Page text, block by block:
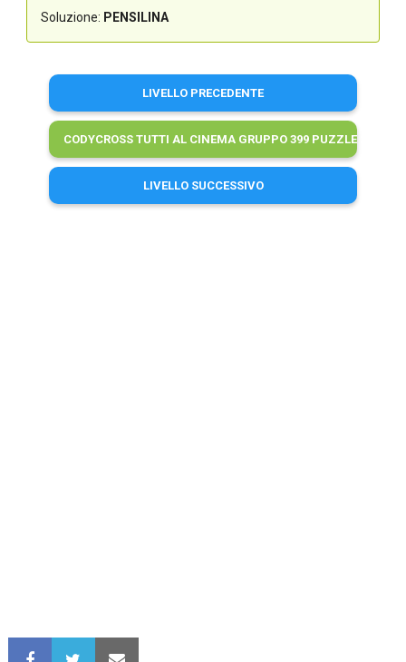
Soluzione: PENSILINA
LIVELLO PRECEDENTE
CODYCROSS TUTTI AL CINEMA GRUPPO 399 PUZZLE 2
LIVELLO SUCCESSIVO